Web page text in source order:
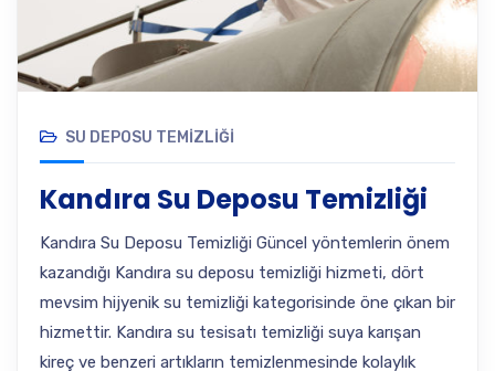
SU DEPOSU TEMIZLIĞI
Kandıra Su Deposu Temizliği
Kandıra Su Deposu Temizliği Güncel yöntemlerin önem
kazandığı Kandıra su deposu temizliği hizmeti, dört
mevsim hijyenik su temizliği kategorisinde öne çıkan bir
hizmettir. Kandıra su tesisatı temizliği suya karışan
kireç ve benzeri artıkların temizlenmesinde kolaylık